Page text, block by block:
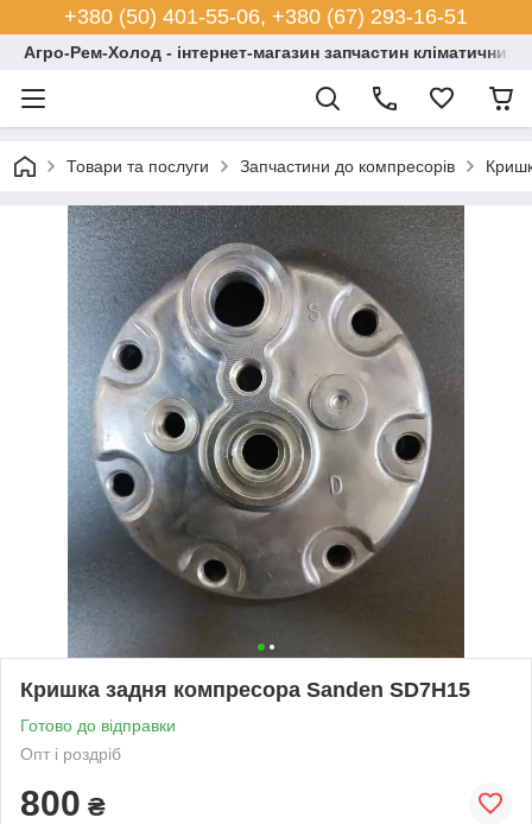
+380 (50) 401-55-06, +380 (67) 293-16-51
Агро-Рем-Холод - інтернет-магазин запчастин кліматичних
Товари та послуги Запчастини до компресорів
Кришка задня компресора Sanden SD7H15
Готово до відправки
Опт і роздріб
800 ₴